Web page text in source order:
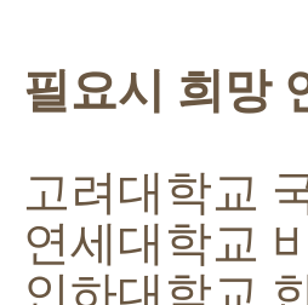
필요시 희망
고려대학교
연세대학교
인하대학교